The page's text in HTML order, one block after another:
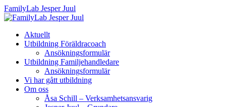
FamilyLab Jesper Juul
Aktuellt
Utbildning Föräldracoach
Ansökningsformulär
Utbildning Familjehandledare
Ansökningsformulär
Vi har gått utbildning
Om oss
Åsa Schill – Verksamhetsansvarig